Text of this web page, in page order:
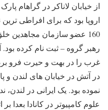
از خیابان لاناکر در گراهام
اروپا بود که برای افراطی
160 عضو سازمان
رهبر گروه – ثبت نام کرده بود.
غرب را در بهت و حیرت فرو
در آتش در خیابان های لندن و
علوم کامپیوتر در کانادا